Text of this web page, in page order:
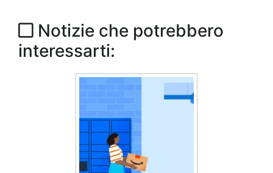
Notizie che potrebbero
interessarti: